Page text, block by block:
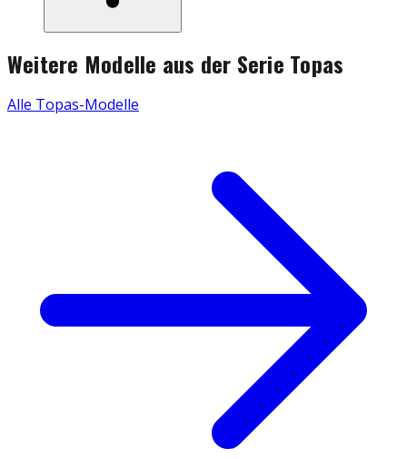
Weitere Modelle aus der Serie Topas
Alle Topas-Modelle